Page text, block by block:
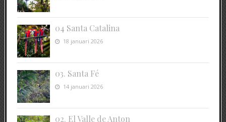
04 Santa Catalina
18 januari 2026
03. Santa Fé
14 januari 2026
02. El Valle de Anton